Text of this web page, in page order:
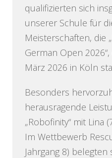
qualifizierten sich
unserer Schule für
Meisterschaften, die
German Open
März 2026 in Köln
Besonders
herausragende
„Robofinity“ mit Lina
Im Wettbewerb
Jahrgang 8) belegten